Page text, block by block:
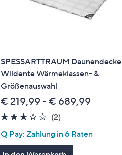
SPESSARTTRAUM Daunendecke
Wildente Wärmeklassen- &
Größenauswahl
€ 219,99 - € 689,99
3.0
5
(2)
Q Pay: Zahlung in 6 Raten